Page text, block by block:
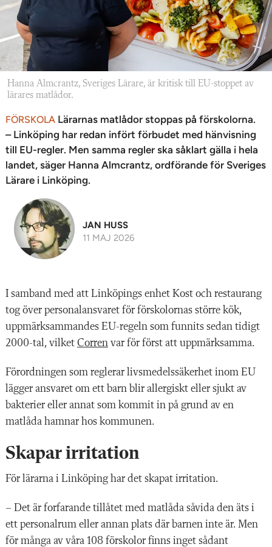
Hanna Almcrantz, Sveriges Lärare, är kritisk till EU-stoppet av
lärares matlådor.
FÖRSKOLA Lärarnas matlådor stoppas på förskolorna.
– Linköping har redan infört förbudet med hänvisning
till EU-regler. Men samma regler ska såklart gälla i hela
landet, säger Hanna Almcrantz, ordförande för Sveriges
Lärare i Linköping.
JAN HUSS
11 MAJ 2026
I samband med att Linköpings enhet Kost och restaurang
tog över personalansvaret för förskolornas större kök,
uppmärksammandes EU-regeln som funnits sedan tidigt
2000-tal, vilket Corren var för först att uppmärksamma.
Förordningen som reglerar livsmedelssäkerhet inom EU
lägger ansvaret om ett barn blir allergiskt eller sjukt av
bakterier eller annat som kommit in på grund av en
matlåda hamnar hos kommunen.
Skapar irritation
För lärarna i Linköping har det skapat irritation.
– Det är forfarande tillåtet med matlåda såvida den äts i
ett personalrum eller annan plats där barnen inte är. Men
för många av våra 108 förskolor finns inget sådant